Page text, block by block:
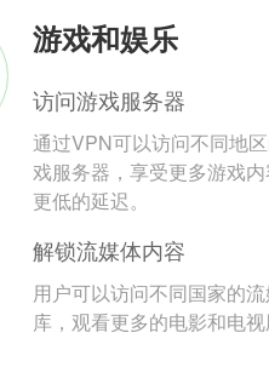
游戏和娱乐
访问游戏服务器
通过VPN可以访问不同地
戏服务器，享受更多游戏
更低的延迟。
解锁流媒体内容
用户可以访问不同国家的
库，观看更多的电影和电视